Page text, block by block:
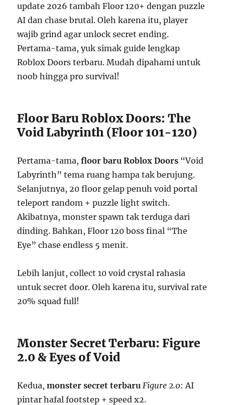
update 2026 tambah Floor 120+ dengan puzzle
AI dan chase brutal. Oleh karena itu, player
wajib grind agar unlock secret ending.
Pertama-tama, yuk simak guide lengkap
Roblox Doors terbaru. Mudah dipahami untuk
noob hingga pro survival!
Floor Baru Roblox Doors: The
Void Labyrinth (Floor 101-120)
Pertama-tama,floor baru Roblox Doors “Void
Labyrinth” tema ruang hampa tak berujung.
Selanjutnya, 20 floor gelap penuh void portal
teleport random + puzzle light switch.
Akibatnya, monster spawn tak terduga dari
dinding. Bahkan, Floor 120 boss final “The
Eye” chase endless 5 menit.
Lebih lanjut, collect 10 void crystal rahasia
untuk secret door. Oleh karena itu, survival rate
20% squad full!
Monster Secret Terbaru: Figure
2.0 & Eyes of Void
Kedua,monster secret terbaru Figure 2.0: AI
pintar hafal footstep + speed x2.